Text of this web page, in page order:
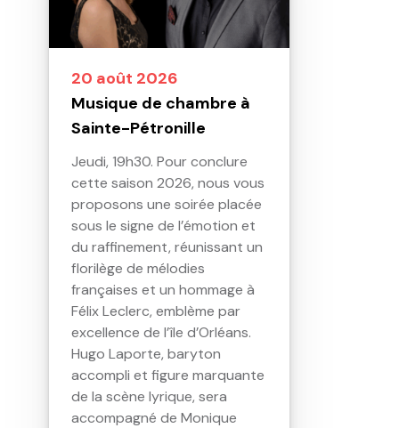
20 août 2026
Musique de chambre à
Sainte-Pétronille
Jeudi, 19h30. Pour conclure
cette saison 2026, nous vous
proposons une soirée placée
sous le signe de l’émotion et
du raffinement, réunissant un
florilège de mélodies
françaises et un hommage à
Félix Leclerc, emblème par
excellence de l’île d’Orléans.
Hugo Laporte, baryton
accompli et figure marquante
de la scène lyrique, sera
accompagné de Monique